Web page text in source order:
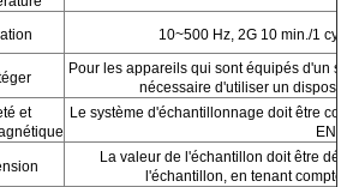
10~500 Hz, 2G 10 min./1
Pour les appareils qui sont équipés d'un
nécessaire d'utiliser un
et
Le système d'échantillonnage doit être
EN/
La valeur de l'échantillon doit être
l'échantillon, en tenant